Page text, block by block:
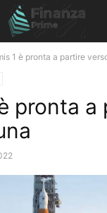
1 è pronta a partire
pronta a